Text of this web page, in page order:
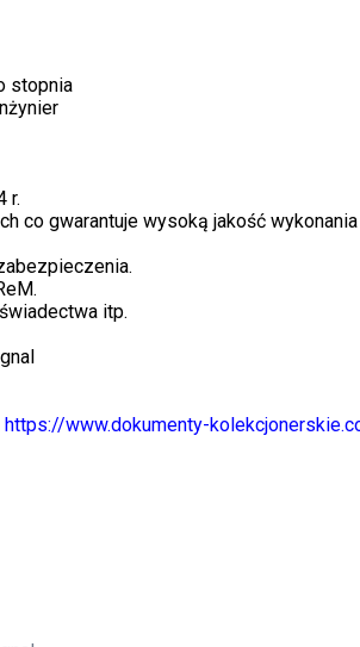
stopnia
r.
co gwarantuje wysoką jakość
itp.
https://www.dokumenty-